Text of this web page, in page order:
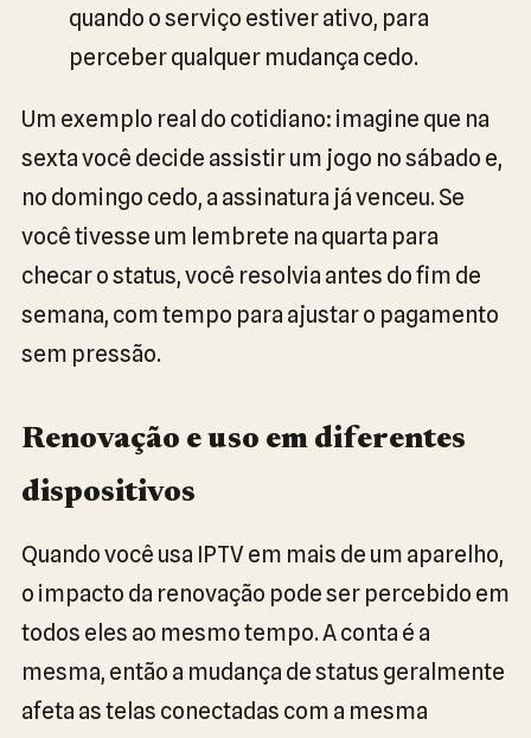
quando o serviço estiver ativo, para
perceber qualquer mudança cedo.
Um exemplo real do cotidiano: imagine que na
sexta você decide assistir um jogo no sábado e,
no domingo cedo, a assinatura já venceu. Se
você tivesse um lembrete na quarta para
checar o status, você resolvia antes do fim de
semana, com tempo para ajustar o pagamento
sem pressão.
Renovação e uso em diferentes
dispositivos
Quando você usa IPTV em mais de um aparelho,
o impacto da renovação pode ser percebido em
todos eles ao mesmo tempo. A conta é a
mesma, então a mudança de status geralmente
afeta as telas conectadas com a mesma